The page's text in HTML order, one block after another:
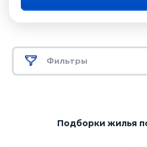
Фильтры
Подборки жилья